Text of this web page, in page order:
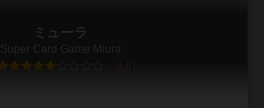
ミューラ
Super Card Game Miura
6.0